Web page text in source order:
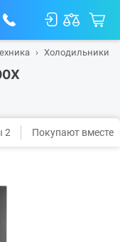
Холодильники
2 Покупают вместе